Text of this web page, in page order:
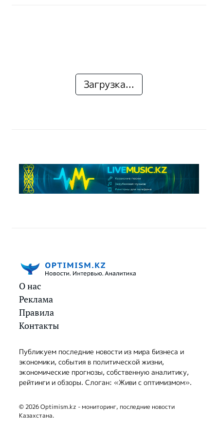
Загрузка...
О нас
Реклама
Правила
Контакты
Публикуем последние новости из мира бизнеса и
экономики, события в политической жизни,
экономические прогнозы, собственную аналитику,
рейтинги и обзоры. Слоган: «Живи с оптимизмом».
© 2026 Optimism.kz - мониторинг, последние новости
Казахстана.